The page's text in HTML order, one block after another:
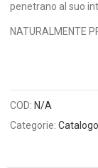
penetrano al suo
NATURALMENTE
COD:N/A
Categorie: